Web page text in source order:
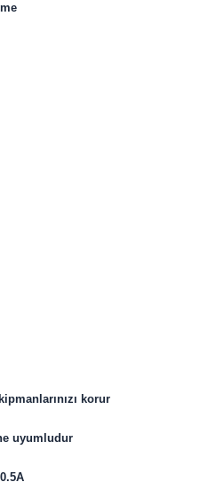
korur
uyumludur